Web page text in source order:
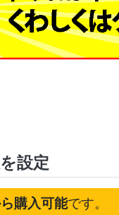
設定
購入可能です。